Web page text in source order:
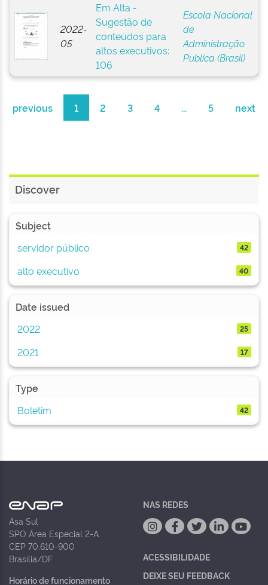
2022-
05
Em Alta -
Sugestão de
conteúdos para
altos executivos:
106
Escola Nacional
de
Administração
Publica (Brasil)
previous 1 2 3 4 ... 5 next
Discover
Subject
servidor público
42
alto executivo 40
Date issued
2022
25
2021 17
Type
Boletim
42
Asa Sul
SPO Área Especial 2-A
CEP 70.610-900
Brasília/DF
Horário de funcionamento
NAS REDES
ACESSIBILIDADE
DEIXE SEU FEEDBACK